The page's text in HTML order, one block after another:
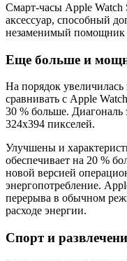
Смарт-часы Apple
аксессуар, способный
незаменимый помощник
Еще больше и
На порядок
сравнивать с Apple
30 % больше.
324х394 пикселей.
Улучшены и
обеспечивает на 20 %
новой версией
энергопотребление.
перерыва в обычном
расходе энергии.
Спорт и